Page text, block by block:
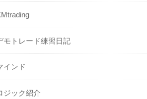
モトレード練習日記
インド
ジック紹介